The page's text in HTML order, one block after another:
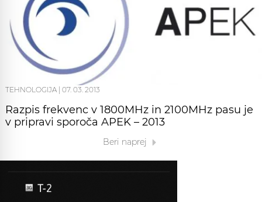
TEHNOLOGIJA 07. 03. 2013
Razpis frekvenc v 1800MHz in 2100MHz pasu je
v pripravi sporoča APEK – 2013
Beri naprej